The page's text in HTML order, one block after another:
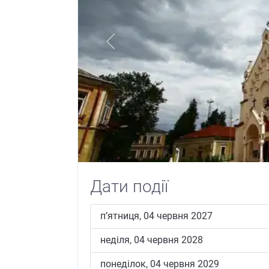
Previous
Дати події
пʼятниця, 04 червня 2027
неділя, 04 червня 2028
понеділок, 04 червня 2029